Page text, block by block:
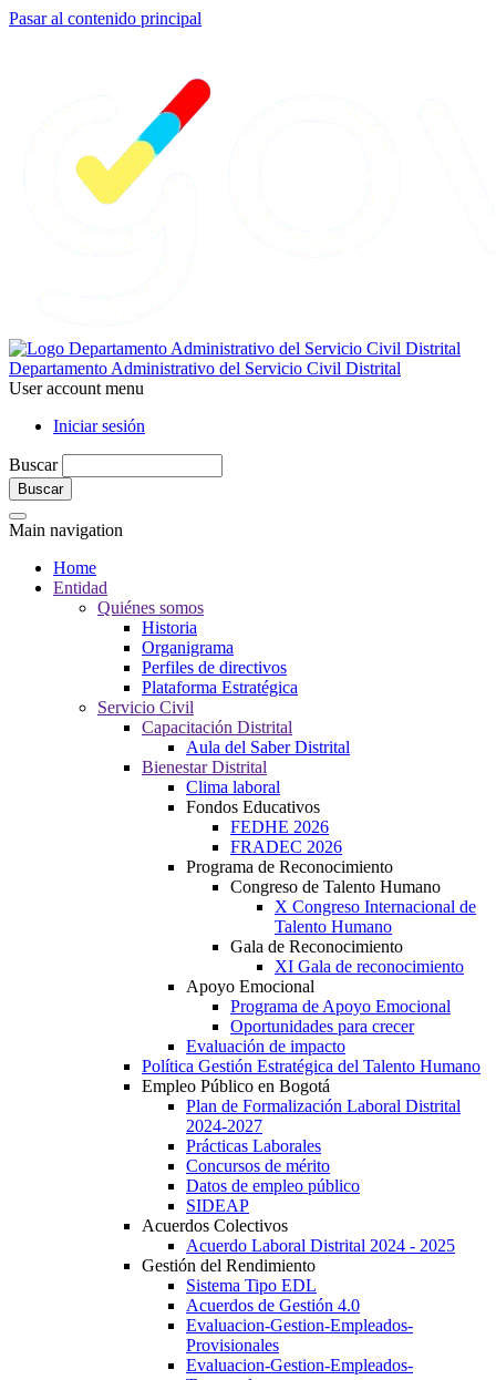
Pasar al contenido principal
Departamento Administrativo del Servicio Civil Distrital
User account menu
Iniciar sesión
Buscar
Main navigation
Home
Entidad
Quiénes somos
Historia
Organigrama
Perfiles de directivos
Plataforma Estratégica
Servicio Civil
Capacitación Distrital
Aula del Saber Distrital
Bienestar Distrital
Clima laboral
Fondos Educativos
FEDHE 2026
FRADEC 2026
Programa de Reconocimiento
Congreso de Talento Humano
X Congreso Internacional de
Talento Humano
Gala de Reconocimiento
XI Gala de reconocimiento
Apoyo Emocional
Programa de Apoyo Emocional
Oportunidades para crecer
Evaluación de impacto
Política Gestión Estratégica del Talento Humano
Empleo Público en Bogotá
Plan de Formalización Laboral Distrital
2024-2027
Prácticas Laborales
Concursos de mérito
Datos de empleo público
SIDEAP
Acuerdos Colectivos
Acuerdo Laboral Distrital 2024 - 2025
Gestión del Rendimiento
Sistema Tipo EDL
Acuerdos de Gestión 4.0
Evaluacion-Gestion-Empleados-
Provisionales
Evaluacion-Gestion-Empleados-